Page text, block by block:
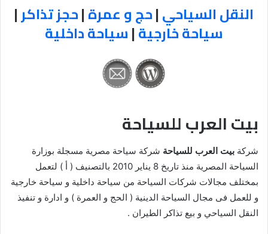
النقل السياحي|حج و عمرة|حجز تذاكر|
سياحة خارجية|سياحة داخلية
بيت العرب للسياحة
شركة بيت العرب للسياحة شركة سياحة مصرية مسجلة بوزارة
السياحة المصرية منذ تاريخ 8 يناير 2010 بالتصنيف ( أ ) لتعمل
بمختلف مجالات شركات السياحة من سياحة داخلية و سياحة خارجية
و للعمل فى مجال السياحة الدينية ( الحج و العمرة ) و ادارة و تنفيذ
النقل السياحي و بيع تذاكر الطيران .